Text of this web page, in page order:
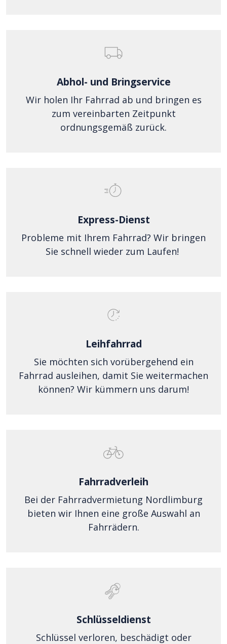
Abhol- und Bringservice
Wir holen Ihr Fahrrad ab und bringen es
zum vereinbarten Zeitpunkt
ordnungsgemäß zurück.
Express-Dienst
Probleme mit Ihrem Fahrrad? Wir bringen
Sie schnell wieder zum Laufen!
Leihfahrrad
Sie möchten sich vorübergehend ein
Fahrrad ausleihen, damit Sie weitermachen
können? Wir kümmern uns darum!
Fahrradverleih
Bei der Fahrradvermietung Nordlimburg
bieten wir Ihnen eine große Auswahl an
Fahrrädern.
Schlüsseldienst
Schlüssel verloren, beschädigt oder